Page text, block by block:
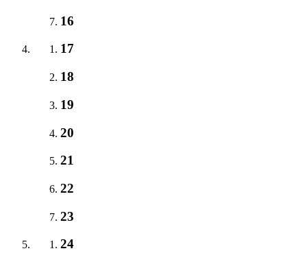
16
17
18
19
20
21
22
23
24